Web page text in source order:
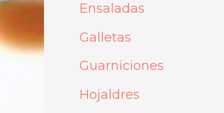
Ensaladas
Galletas
Guarniciones
Hojaldres